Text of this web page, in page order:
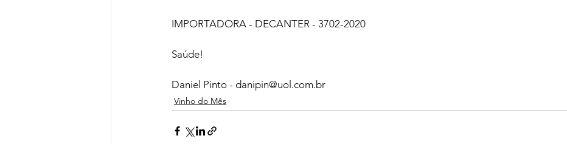
IMPORTADORA - DECANTER - 3702-2020
Saúde!
Daniel Pinto - danipin@uol.com.br
Vinho do Mês